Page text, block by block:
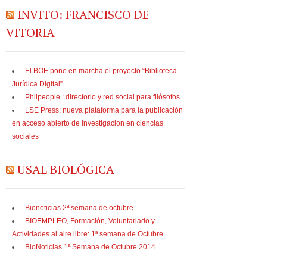
INVITO: FRANCISCO DE
VITORIA
El BOE pone en marcha el proyecto “Biblioteca
Jurídica Digital”
Philpeople : directorio y red social para filósofos
LSE Press: nueva plataforma para la publicación
en acceso abierto de investigacion en ciencias
sociales
USAL BIOLÓGICA
Bionoticias 2ª semana de octubre
BIOEMPLEO, Formación, Voluntariado y
Actividades al aire libre: 1ª semana de Octubre
BioNoticias 1ª Semana de Octubre 2014